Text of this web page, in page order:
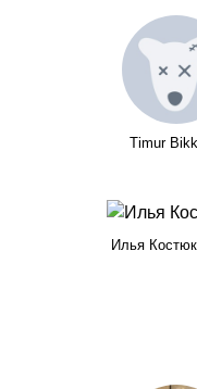
Timur
Илья